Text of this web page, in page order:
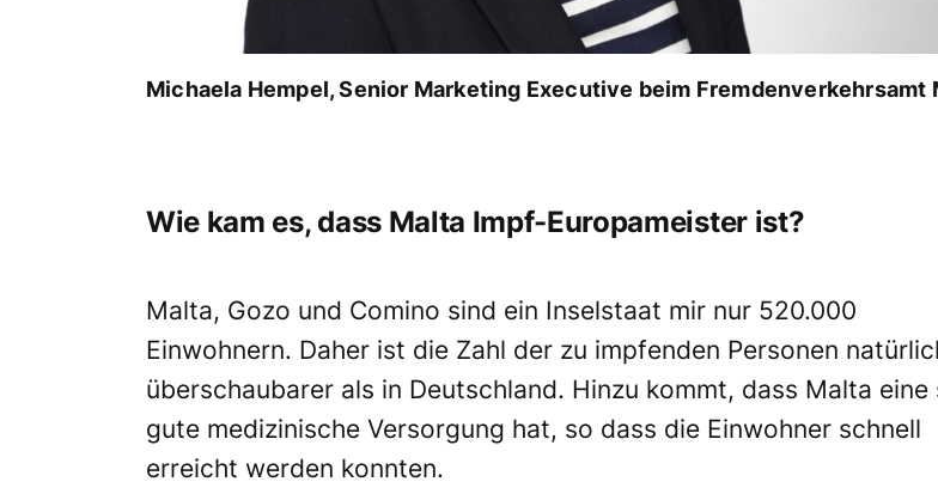
Michaela Hempel, Senior Marketing Executive beim Fremdenverkehrsamt
Wie kam es, dass Malta Impf-Europameister ist?
Malta, Gozo und Comino sind ein Inselstaat mir nur 520.000
Einwohnern. Daher ist die Zahl der zu impfenden Personen
überschaubarer als in Deutschland. Hinzu kommt, dass Malta eine
gute medizinische Versorgung hat, so dass die Einwohner schnell
erreicht werden konnten.